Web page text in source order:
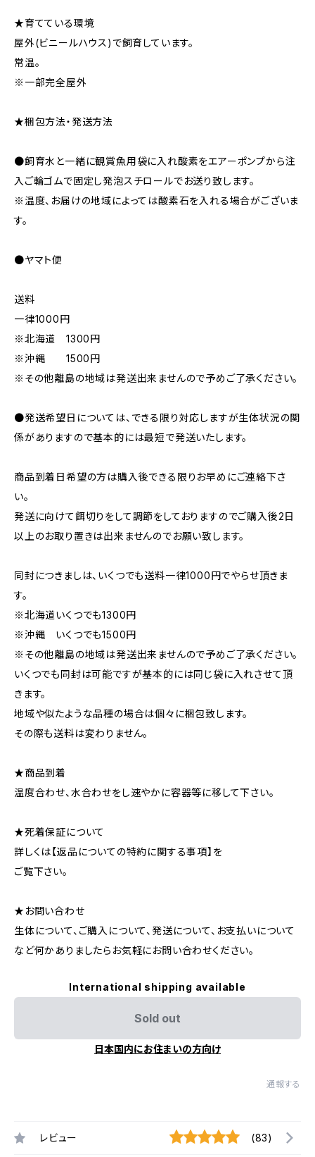
★育てている環境
屋外(ビニールハウス)で飼育しています。
常温。
※一部完全屋外
★梱包方法・発送方法
●飼育水と一緒に観賞魚用袋に入れ酸素をエアーポンプから注
入ご輪ゴムで固定し発泡スチロールでお送り致します。
※温度、お届けの地域によっては酸素石を入れる場合がございま
す。
●ヤマト便
送料
一律1000円
※北海道 1300円
※沖縄 1500円
※その他離島の地域は発送出来ませんので予めご了承ください。
●発送希望日については、できる限り対応しますが生体状況の関
係がありますので基本的には最短で発送いたします。
商品到着日希望の方は購入後できる限りお早めにご連絡下さ
い。
発送に向けて餌切りをして調節をしておりますのでご購入後2日
以上のお取り置きは出来ませんのでお願い致します。
同封につきましは、いくつでも送料一律1000円でやらせ頂きま
す。
※北海道いくつでも1300円
※沖縄 いくつでも1500円
※その他離島の地域は発送出来ませんので予めご了承ください。
いくつでも同封は可能ですが基本的には同じ袋に入れさせて頂
きます。
地域や似たような品種の場合は個々に梱包致します。
その際も送料は変わりません。
★商品到着
温度合わせ、水合わせをし速やかに容器等に移して下さい。
★死着保証について
詳しくは【返品についての特約に関する事項】を
ご覧下さい。
★お問い合わせ
生体について、ご購入について、発送について、お支払いについて
など何かありましたらお気軽にお問い合わせください。
International shipping available
Sold out
日本国内にお住まいの方向け
通報する
レビュー (83)